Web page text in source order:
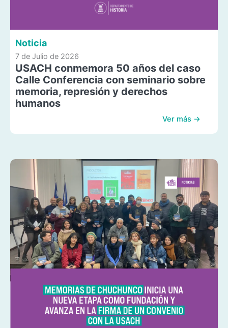
Noticia
7 de Julio de 2026
USACH conmemora 50 años del caso
Calle Conferencia con seminario sobre
memoria, represión y derechos
humanos
Ver más →